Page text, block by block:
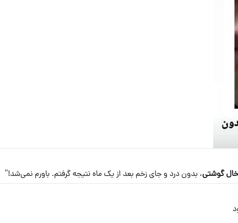
خال گوشتی، بدون درد و جای زخم بعد از یک ماه نتیجه گرفتم. باورم نمی‌شد!”